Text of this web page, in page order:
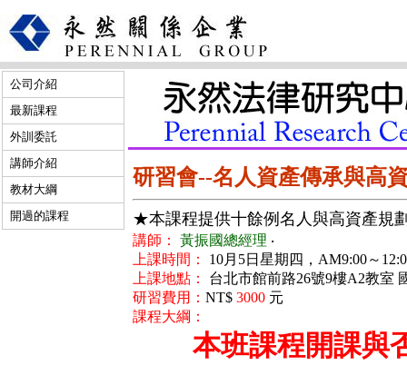
公司介紹
最新課程
外訓委託
講師介紹
教材大綱
開過的課程
研習會--名人資產傳承與高
★本課程提供十餘例名人與高資產規
講師： 黃振國總經理 ‧
上課時間：
10月5日星期四，AM9:00～
上課地點：
台北市館前路26號9樓A2教室
研習費用： NT$ 3000 元
課程大綱：
本班課程開課與